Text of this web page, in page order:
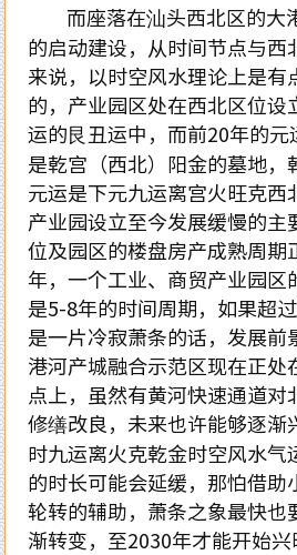
而座落在汕头西北区的大
的启动建设，从时间节点与西
来说，以时空风水理论上是有
的，产业园区处在西北区位设
运的艮丑运中，而前20年的元
是乾宫（西北）阳金的墓地，
元运是下元九运离宫火旺克西
产业园设立至今发展缓慢的主
位及园区的楼盘房产成熟周期
年，一个工业、商贸产业园区
是5-8年的时间周期，如果超
是一片冷寂萧条的话，发展前
港河产城融合示范区现在正处
点上，虽然有黄河快速通道对
修缮改良，未来也许能够逐渐
时九运离火克乾金时空风水气
的时长可能会延缓，那怕借助
轮转的辅助，萧条之象最快也
渐转变，至2030年才能开始兴